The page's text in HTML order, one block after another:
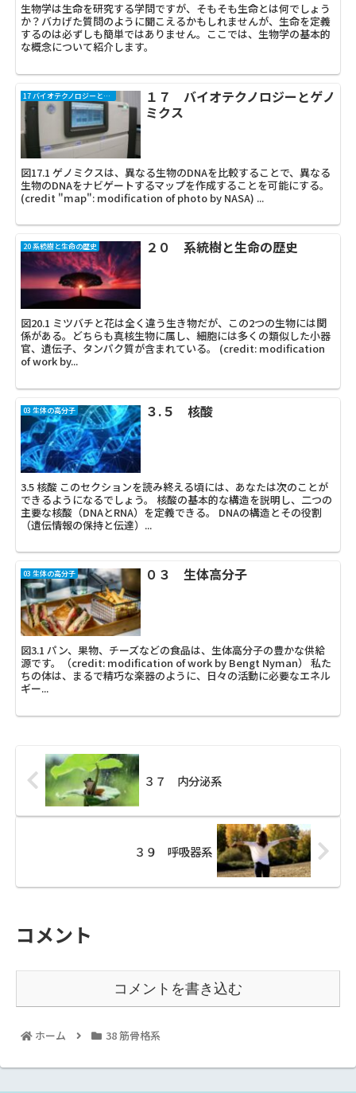
生物学は生命を研究する学問ですが、そもそも生命とは何でしょう
か？バカげた質問のように聞こえるかもしれませんが、生命を定義
するのは必ずしも簡単ではありません。ここでは、生物学の基本的
な概念について紹介します。
17 バイオテクノロジーとゲノミクス
１７ バイオテクノロジーとゲノ
ミクス
図17.1 ゲノミクスは、異なる生物のDNAを比較することで、異なる
生物のDNAをナビゲートするマップを作成することを可能にする。
(credit "map": modification of photo by NASA) ...
20 系統樹と生命の歴史 ２０ 系統樹と生命の歴史
図20.1 ミツバチと花は全く違う生き物だが、この2つの生物には関
係がある。どちらも真核生物に属し、細胞には多くの類似した小器
官、遺伝子、タンパク質が含まれている。 (credit: modification
of work by...
03 生体の高分子 ３.５ 核酸
3.5 核酸 このセクションを読み終える頃には、あなたは次のことが
できるようになるでしょう。 核酸の基本的な構造を説明し、二つの
主要な核酸（DNAとRNA）を定義できる。 DNAの構造とその役割
（遺伝情報の保持と伝達）...
03 生体の高分子 ０３ 生体高分子
図3.1 パン、果物、チーズなどの食品は、生体高分子の豊かな供給
源です。（credit: modification of work by Bengt Nyman） 私た
ちの体は、まるで精巧な楽器のように、日々の活動に必要なエネル
ギー...
３７ 内分泌系
３９ 呼吸器系
コメント
コメントを書き込む
ホーム 38 筋骨格系